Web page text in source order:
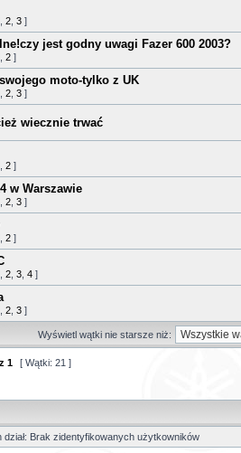
2 3 ]
jest godny uwagi Fazer 600 2003?
2 ]
moto-tylko z UK
2 3 ]
wiecznie trwać
2 ]
w Warszawie
2 3 ]
2 ]
2 3 4 ]
2 3 ]
Wyświetl wątki nie starsze niż:
z 1 [ Wątki: 21 ]
Brak zidentyfikowanych użytkowników